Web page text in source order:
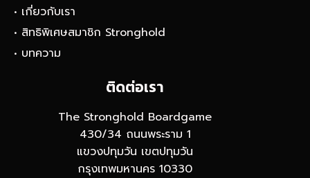
• เกี่ยวกับเรา
• สิทธิพิเศษสมาชิก Stronghold
• บทความ
ติดต่อเรา
The Stronghold Boardgame
430/34 ถนนพระราม 1
แขวงปทุมวัน เขตปทุมวัน
กรุงเทพมหานคร 10330